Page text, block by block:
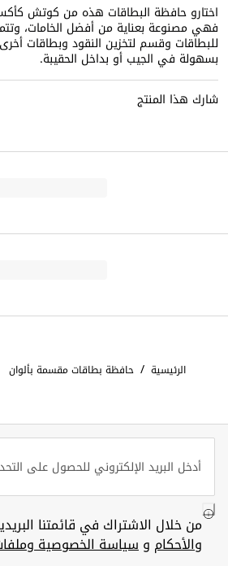
اختارو حافظة البطاقات هذه من كوتش
فهي مصنوعة بعناية من أفضل الخامات،
للبطاقات وقسم لتخزين النقود وبطاقات
بسهولة في الجيب أو بداخل الحقيبة.
شارك هذا المنتج
الرئيسية / حافظة بطاقات مقسمة بألوان
من خلال الاشتراك في قائمتنا
والأحكام وسياسة الخصوصية